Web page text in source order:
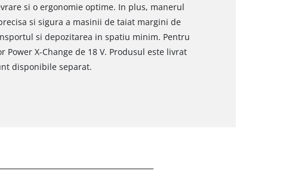
si o ergonomie optime. In plus, manerul
si sigura a masinii de taiat margini de
si depozitarea in spatiu minim. Pentru
X-Change de 18 V. Produsul este livrat
disponibile separat.